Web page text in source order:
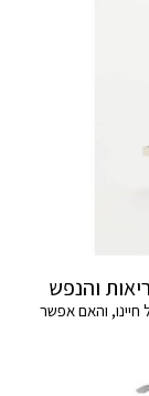
והנפש
והאם אפשר